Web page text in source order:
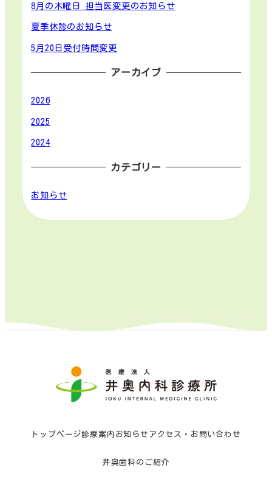
8月の木曜日 担当医変更のお知らせ
夏季休診のお知らせ
5月20日受付時間変更
アーカイブ
2026
2025
2024
カテゴリー
お知らせ
トップページ診療案内 お知らせ アクセス・お問い合わせ
井奥歯科のご紹介